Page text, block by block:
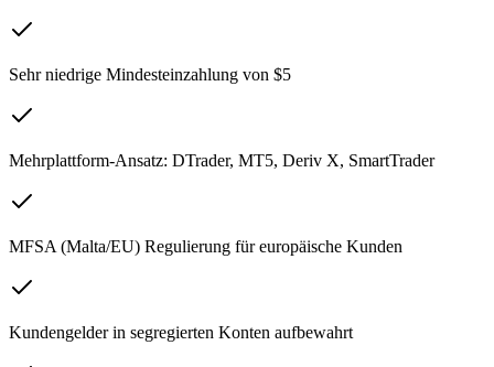
Sehr niedrige Mindesteinzahlung von $5
Mehrplattform-Ansatz: DTrader, MT5, Deriv X, SmartTrader
MFSA (Malta/EU) Regulierung für europäische Kunden
Kundengelder in segregierten Konten aufbewahrt